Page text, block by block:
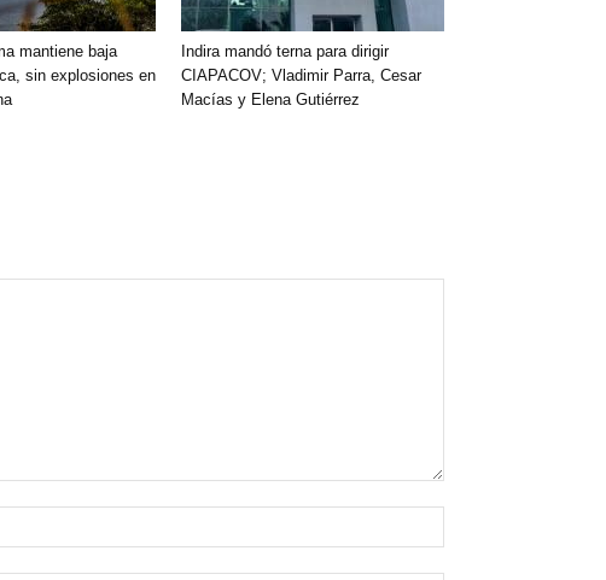
mantiene baja
sin explosiones en
Indira mandó terna para dirigir
CIAPACOV; Vladimir Parra, Cesar
Macías y Elena Gutiérrez